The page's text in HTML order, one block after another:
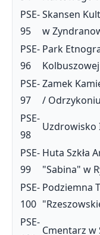
PSE-
95
Skansen
w
PSE-
96
Park
Kolbuszowej
PSE-
97
Zamek
/ Odrzykoniu
PSE-
98
Uzdrowisko
PSE-
99
Huta Szkła
"Sabina" w
PSE-
100
Podziemna
PSE-
Cmentarz